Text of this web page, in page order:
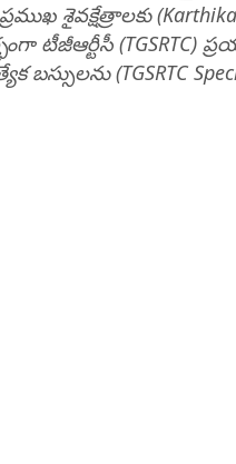
శైవక్షేత్రాలకు
టీజీఆర్టీసీ (TGSRTC)
బస్సులను (TGSRTC